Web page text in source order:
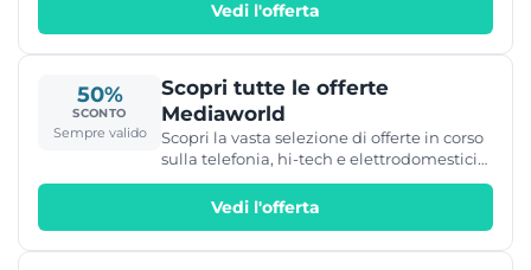
ricevere codici sconto personali. Per
esempio, in occasione del vostro
compleanno, Mediaworld vi manderà con
qualche giorno d'anticipo un buono
sconto del 10% da utilizzare su un prodotto
a scelta (Il codice sconto può essere
utilizzato su tutto il catalogo, ad esclusione
dei prodotti già in promozione e servizi
come ricariche telefoniche e
abbonamenti) Può essere utilizzato entro
30 giorni dal ricevimento della mail.
Vedi l'offerta
50%
SCONTO
Sempre valido
Scopri tutte le offerte
Mediaworld
Scopri la vasta selezione di offerte in corso
sulla telefonia, hi-tech e elettrodomestici
da Mediaworld, solo online !
Vedi l'offerta